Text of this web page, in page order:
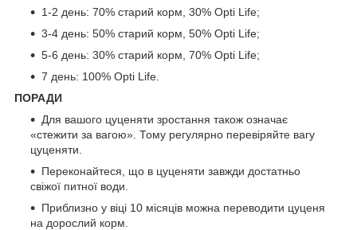
1-2 день: 70% старий корм, 30% Opti Life;
3-4 день: 50% старий корм, 50% Opti Life;
5-6 день: 30% старий корм, 70% Opti Life;
7 день: 100% Opti Life.
ПОРАДИ
Для вашого цуценяти зростання також означає
«стежити за вагою». Тому регулярно перевіряйте вагу
цуценяти.
Переконайтеся, що в цуценяти завжди достатньо
свіжої питної води.
Приблизно у віці 10 місяців можна переводити цуценя
на дорослий корм.